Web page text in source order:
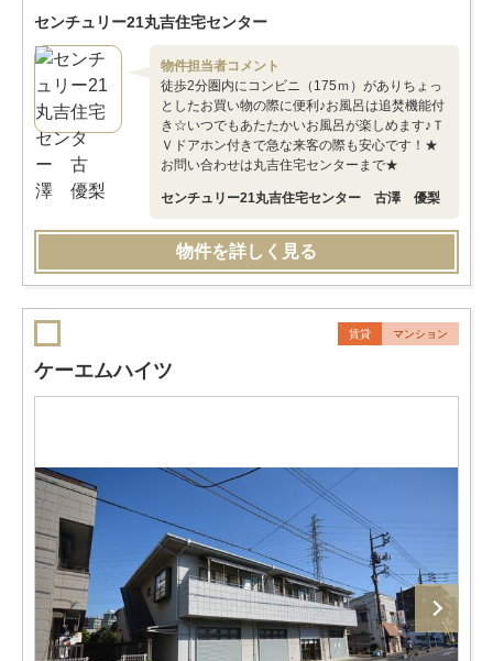
センチュリー21丸吉住宅センター
物件担当者コメント
徒歩2分圏内にコンビニ（175ｍ）がありちょっ
としたお買い物の際に便利♪お風呂は追焚機能付
き☆いつでもあたたかいお風呂が楽しめます♪Ｔ
Ｖドアホン付きで急な来客の際も安心です！★
お問い合わせは丸吉住宅センターまで★
センチュリー21丸吉住宅センター 古澤 優梨
物件を詳しく見る
賃貸 マンション
ケーエムハイツ